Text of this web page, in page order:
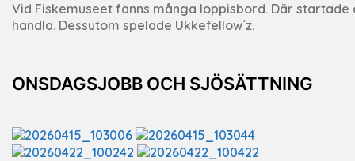
Vid Fiskemuseet fanns många loppisbord. Där
handla. Dessutom spelade Ukkefellow´z.
ONSDAGSJOBB OCH SJÖSÄTTNING